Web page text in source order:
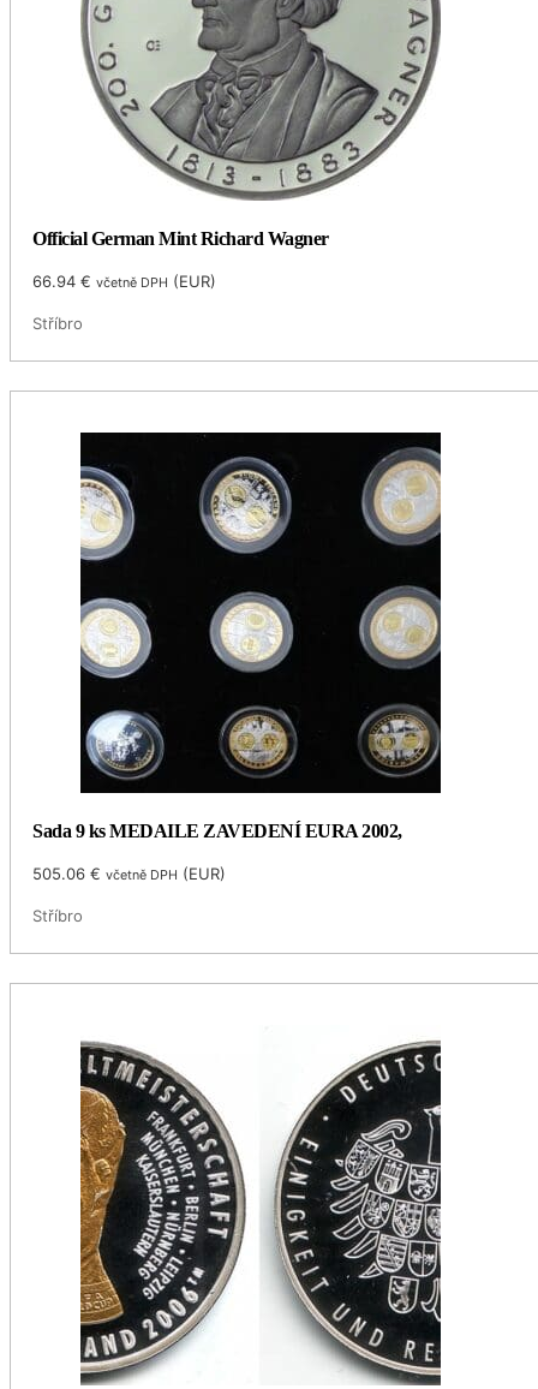
Official German Mint Richard Wagner
66.94€ včetně DPH (EUR)
Stříbro
Sada 9 ks MEDAILE ZAVEDENÍ EURA 2002,
505.06€ včetně DPH (EUR)
Stříbro